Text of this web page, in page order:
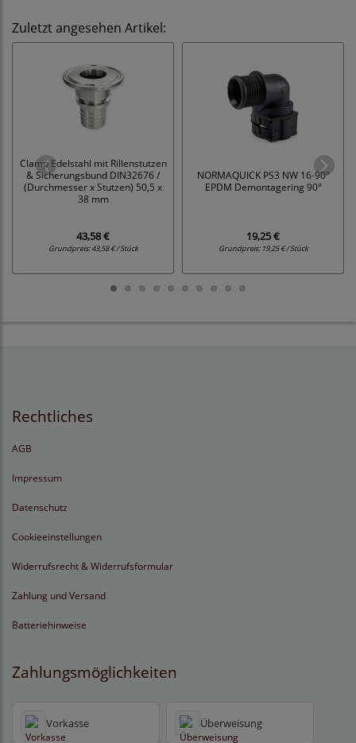
Zuletzt angesehen Artikel:
Clamp Edelstahl mit Rillenstutzen
& Sicherungsbund DIN32676 /
(Durchmesser x Stutzen) 50,5 x
38 mm
43,58 €
Grundpreis:43,58 € / Stück
NORMAQUICK PS3 NW 16-90°
EPDM Demontagering 90°
19,25 €
Grundpreis: 19,25 € / Stück
Rechtliches
AGB
Impressum
Datenschutz
Cookieeinstellungen
Widerrufsrecht & Widerrufsformular
Zahlung und Versand
Batteriehinweise
Zahlungsmöglichkeiten
Vorkasse Überweisung